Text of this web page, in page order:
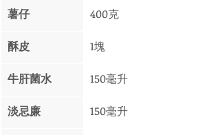
薯仔 400克
酥皮 1塊
牛肝菌水 150毫升
淡忌廉 150毫升